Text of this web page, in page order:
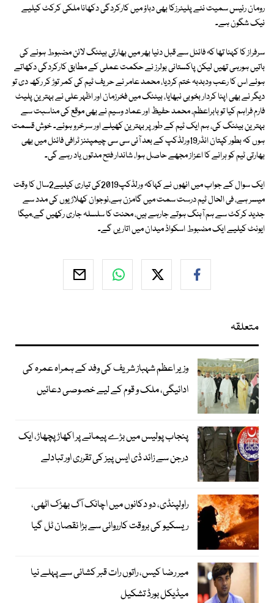
رومان رئیس سمیت نئے پلیئرزکا بھی دباؤ میں کارکردگی دکھانا ملکی کرکٹ کیلیے
نیک شگون ہے۔
سرفراز کا کہنا تھا کہ فائنل سے قبل دنیا بھر میں بھارتی بیٹنگ لائن مضبوط ہونے کی
باتیں ہورہی تھیں لیکن پاکستانی بولرز نے حکمت عملی کے مطابق کارکردگی دکھاتے
ہوئے اس کا رعب ودبدبہ ختم کردیا، محمد عامر نے حریف ٹیم کی کمر توڑ کر رکھ دی تو
دیگر نے بھی اپنا کردار بخوبی نبھایا، بیٹنگ میں فخرزمان اور اظہر علی نے بہترین پلیٹ
فارم فراہم کیا تو بابراعظم، محمد حفیظ اور عماد وسیم نے بھی موقع کی مناسبت سے
بہترین بیٹنگ کی، ہم ایک ٹیم کے طور پر بہترین کھیلے اور سرخرو ہوئے۔ خوش قسمت
ہوں کہ بطور کپتان انڈر19ورلڈکپ کے بعد آئی سی سی چیمپئنز ٹرافی فائنل میں بھی
بھارتی ٹیم کو ہرانے کا اعزاز مجھے حاصل ہوا، شاندار فتح مدتوں یاد رہے گی۔
ایک سوال کے جواب میں انھوں نے کہاکہ ورلڈکپ2019کی تیاری کیلیے2سال کا وقت
میسر ہے، فی الحال ٹیم درست سمت میں گامزن ہے،نوجوان کھلاڑیوں کی مدد سے
جدید کرکٹ سے ہم آہنگ ہوتے جارہے ہیں، محنت کا سلسلہ جاری رکھیں گے،میگا
ایونٹ کیلیے ایک مضبوط اسکواڈ میدان میں اتاریں گے۔
متعلقہ
وزیر اعظم شہباز شریف کی وفد کے ہمراہ عمرہ کی
ادائیگی، ملک و قوم کے لیے خصوصی دعائیں
پنجاب پولیس میں بڑے پیمانے پر اکھاڑ پچھاڑ، ایک
درجن سے زائد ڈی ایس پیز کی تقرری اور تبادلے
راولپنڈی، دو دکانوں میں اچانک آگ بھڑک اٹھی،
ریسکیو کی بروقت کارروائی سے بڑا نقصان ٹل گیا
میر رضا کیس، راتوں رات قبر کشائی سے پہلے نیا
میڈیکل بورڈ تشکیل